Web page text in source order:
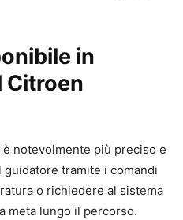
in
Citroen
notevolmente più preciso e
tramite i comandi
o richiedere al sistema
meta lungo il percorso.